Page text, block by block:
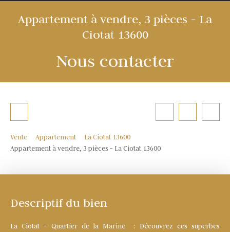
Appartement à vendre, 3 pièces - La
Ciotat 13600
Nous contacter
Vente Appartement
La Ciotat 13600
Appartement à vendre, 3 pièces - La Ciotat 13600
Descriptif du bien
La Ciotat - Quartier de la Marine : Découvrez ces superbes